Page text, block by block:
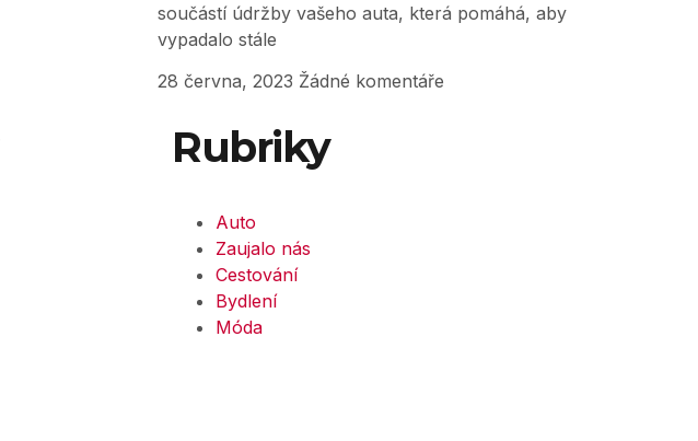
součástí údržby vašeho auta, která pomáhá, aby
vypadalo stále
28 června, 2023 Žádné komentáře
Rubriky
Auto
Zaujalo nás
Cestování
Bydlení
Móda